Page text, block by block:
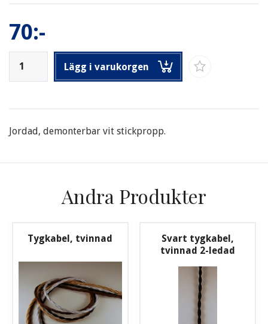
70:-
Lägg i varukorgen
Jordad, demonterbar vit stickpropp.
Andra Produkter
Tygkabel, tvinnad
Svart tygkabel,
tvinnad 2-ledad